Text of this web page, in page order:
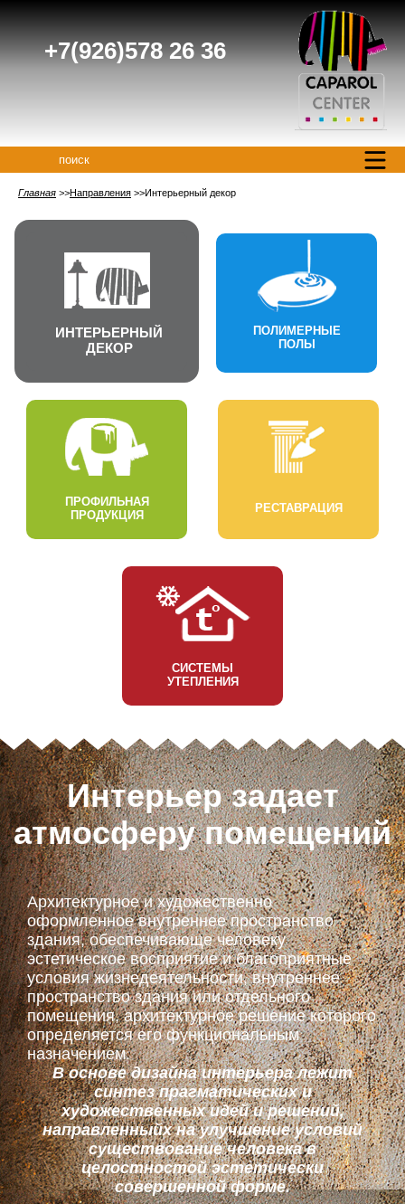
+7(926)578 26 36
поиск
Главная Направления Интерьерный декор
ИНТЕРЬЕРНЫЙ
ДЕКОР
ПОЛИМЕРНЫЕ
ПОЛЫ
ПРОФИЛЬНАЯ
ПРОДУКЦИЯ
РЕСТАВРАЦИЯ
СИСТЕМЫ
УТЕПЛЕНИЯ
Интерьер задает
атмосферу помещений
Архитектурное и художественно
оформленное внутреннее пространство
здания, обеспечивающе человеку
эстетическое восприятие и благоприятные
условия жизнедеятельности, внутреннее
пространство здания или отдельного
помещения, архитектурное решение которого
определяется его функциональным
назначением.
В основе дизайна интерьера лежит
синтез прагматических и
художественных идей и решений,
направленныйх на улучшение условий
существование человека в
целостностой эстетически
совершенной форме.